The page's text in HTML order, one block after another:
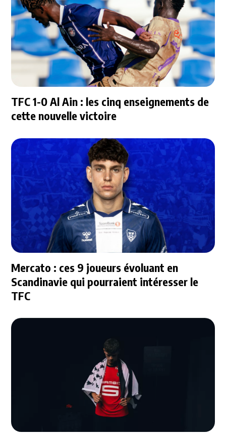
TFC 1-0 Al Ain : les cinq enseignements de
cette nouvelle victoire
Mercato : ces 9 joueurs évoluant en
Scandinavie qui pourraient intéresser le
TFC